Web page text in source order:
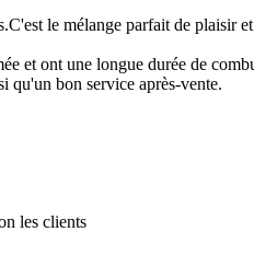
le mélange parfait de plaisir
et ont une longue durée de
bon service après-vente.
les clients